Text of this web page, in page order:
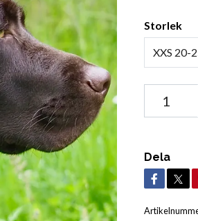
Storlek
XXS 20-
Dela